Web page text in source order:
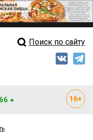
Свежий выпускПоиск по сайту